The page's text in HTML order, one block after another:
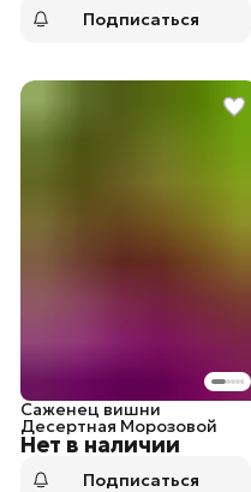
Подписаться
Нет в наличии
Саженец вишни
Десертная Морозовой
Подписаться